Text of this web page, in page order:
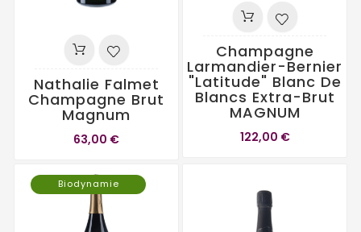
Nathalie Falmet
Champagne Brut
Magnum
63,00 €
Champagne
Larmandier-Bernier
"Latitude" Blanc De
Blancs Extra-Brut
MAGNUM
122,00 €
Biodynamie